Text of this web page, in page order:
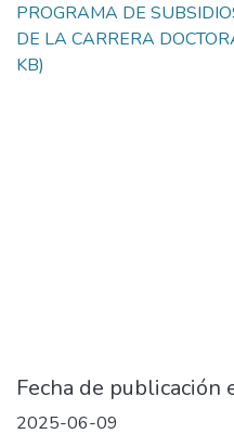
PROGRAMA DE
DE LA CARRERA
KB)
Fecha de publicación
2025-06-09